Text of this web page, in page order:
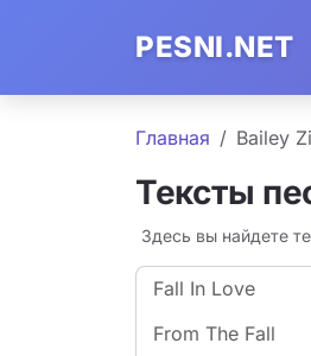
PESNI.NET
Главная Bailey
Тексты
Здесь вы найдете
Fall In Love
From The Fall